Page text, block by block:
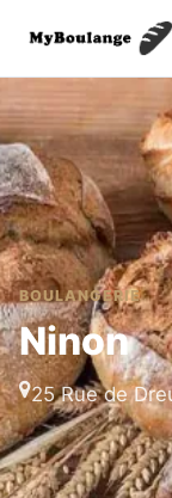
BOULANGERIE
Ninon
25 Rue de